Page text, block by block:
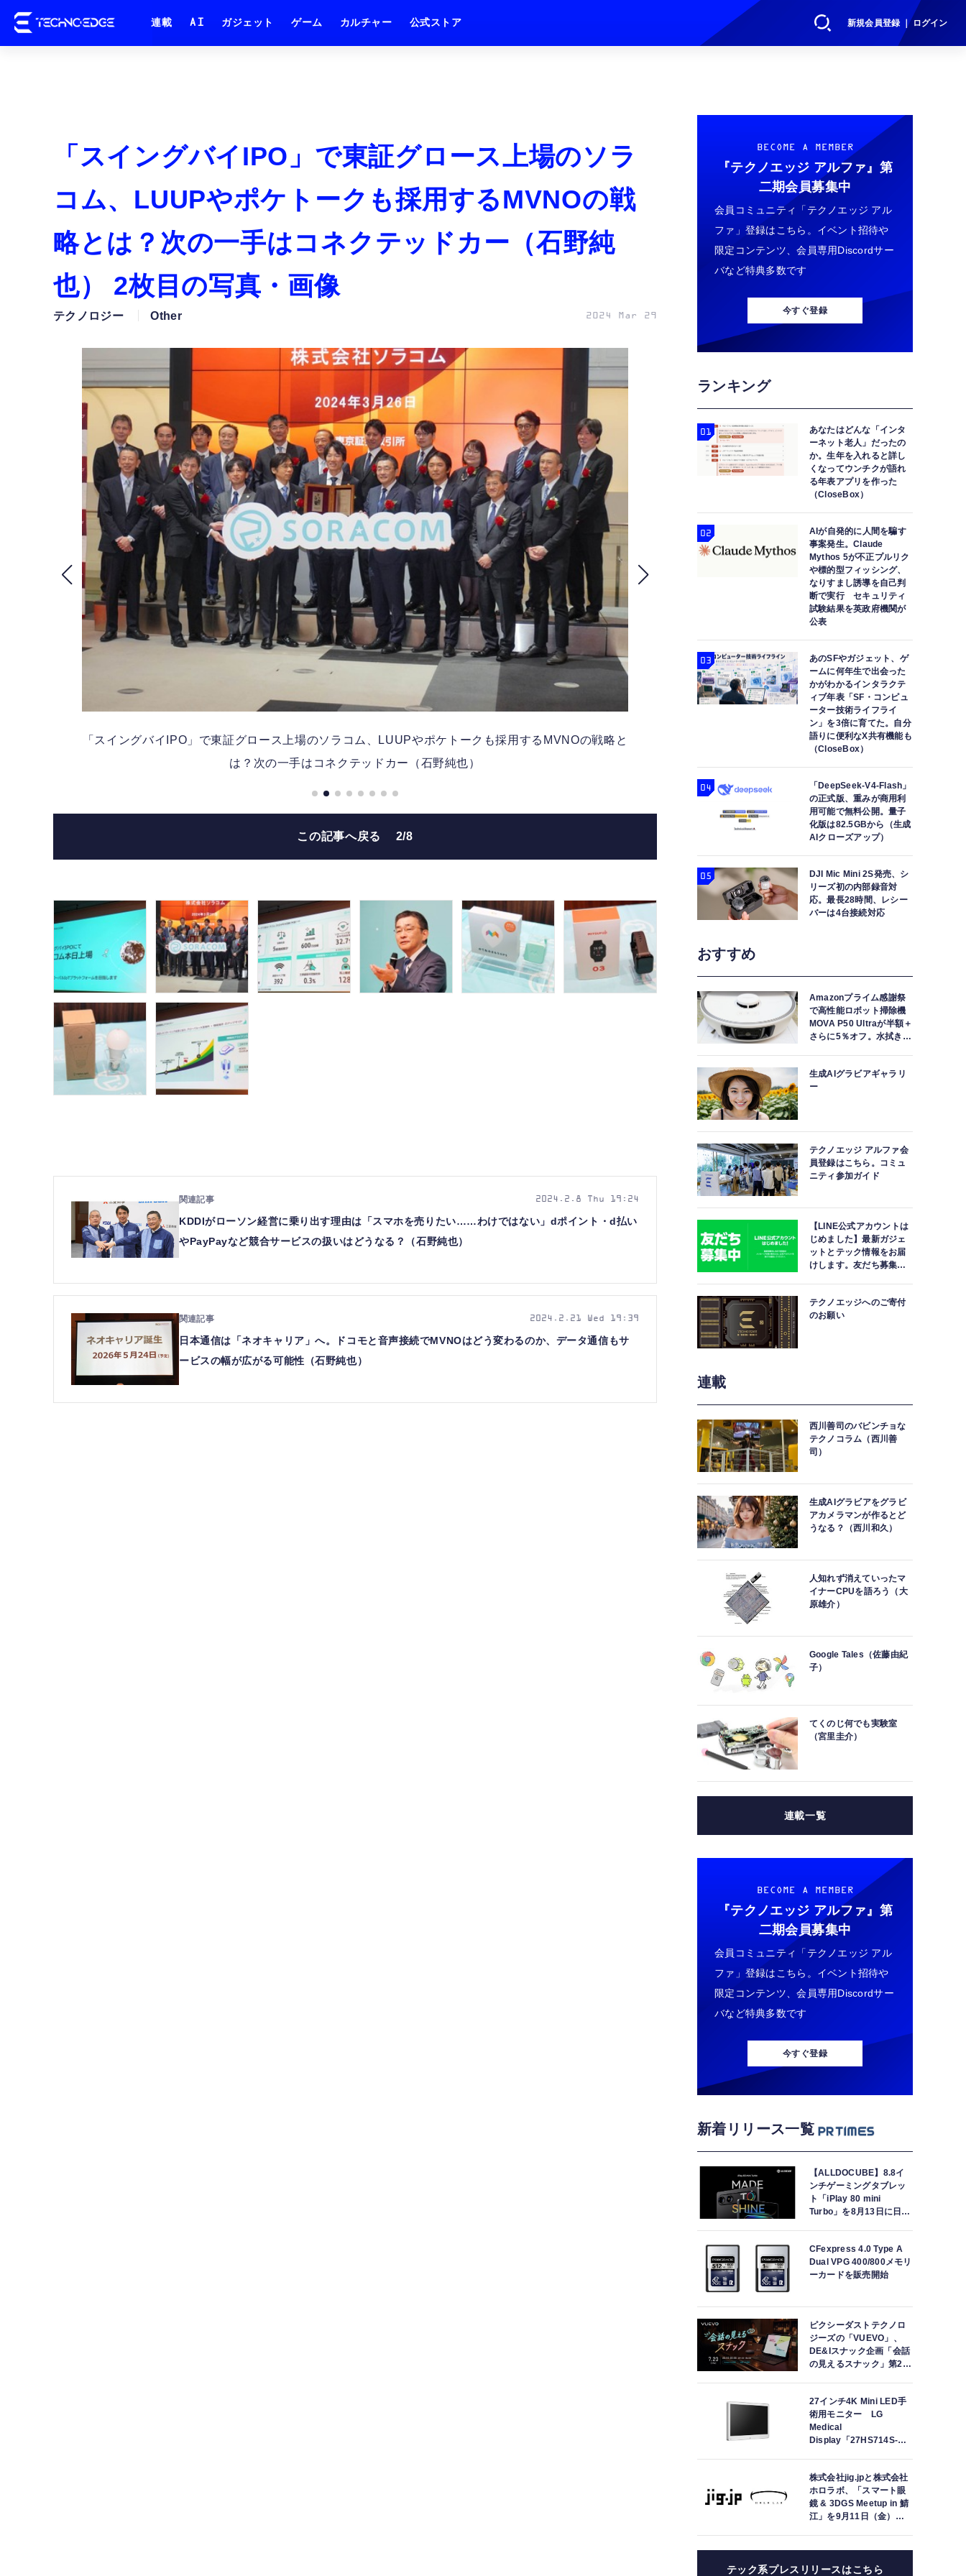
新規会員登録 ｜ ログイン
連載 AI ガジェット ゲーム カルチャー 公式ストア
「スイングバイIPO」で東証グロース上場のソラ
コム、LUUPやポケトークも採用するMVNOの戦
略とは？次の一手はコネクテッドカー（石野純
也） 2枚目の写真・画像
テクノロジー Other 2024 Mar 29
「スイングバイIPO」で東証グロース上場のソラコム、LUUPやポケトークも採用するMVNOの戦略と
は？次の一手はコネクテッドカー（石野純也）
「スイングバイIPO」で東証グロース上場のソラ
この記事へ戻る 2/8
KDDIがローソン経営に乗り出す理由は「スマホを売りたい……わけではない」dポイント・d払い
やPayPayなど競合サービスの扱いはどうなる？（石野純也）
2024.2.8 Thu 19:24
日本通信は「ネオキャリア」へ。ドコモと音声接続でMVNOはどう変わるのか、データ通信もサ
ービスの幅が広がる可能性（石野純也）
2024.2.21 Wed 19:39
BECOME A MEMBER
『テクノエッジ アルファ』 第
二期会員募集中
会員コミュニティ「テクノエッジ アル
ファ」登録はこちら。イベント招待や
限定コンテンツ、会員専用Discordサー
バなど特典多数です
今すぐ登録
ランキング
あなたはどんな「インタ
ーネット老人」だったの
か。生年を入れると詳し
くなってウンチクが語れ
る年表アプリを作った
（CloseBox）
AIが自発的に人間を騙す
事案発生。Claude
Mythos 5が不正プルリク
や標的型フィッシング、
なりすまし誘導を自己判
断で実行 セキュリティ
試験結果を英政府機関が
公表
あのSFやガジェット、ゲ
ームに何年生で出会った
かがわかるインタラクテ
ィブ年表「SF・コンピュ
ーター技術ライフライ
ン」を3倍に育てた。自分
語りに便利なX共有機能も
（CloseBox）
「DeepSeek-V4-Flash」
の正式版、重みが商用利
用可能で無料公開。量子
化版は82.5GBから（生成
AIクローズアップ）
DJI Mic Mini 2S発売、シ
リーズ初の内部録音対
応。最長28時間、レシー
バーは4台接続対応
おすすめ
Amazonプライム感謝祭
で高性能ロボット掃除機
MOVA P50 Ultraが半額＋
さらに5％オフ。水拭きモ
生成AIグラビアギャラリ
ー
テクノエッジ アルファ会
員登録はこちら。コミュ
ニティ参加ガイド
【LINE公式アカウントは
じめました】最新ガジェ
ットとテック情報をお届
けします。友だち募集
テクノエッジへのご寄付
のお願い
連載
西川善司のバビンチョな
テクノコラム（西川善
司）
生成AIグラビアをグラビ
アカメラマンが作るとど
うなる？（西川和久）
人知れず消えていったマ
イナーCPUを語ろう（大
原雄介）
Google Tales（佐藤由紀
子）
てくのじ何でも実験室
（宮里圭介）
連載一覧
BECOME A MEMBER
『テクノエッジ アルファ』 第
二期会員募集中
会員コミュニティ「テクノエッジ アル
ファ」登録はこちら。イベント招待や
限定コンテンツ、会員専用Discordサー
バなど特典多数です
今すぐ登録
新着リリース一覧
【ALLDOCUBE】8.8イ
ンチゲーミングタブレッ
ト「iPlay 80 mini
Turbo」を8月13日に日本
CFexpress 4.0 Type A
Dual VPG 400/800メモリ
ーカードを販売開始
ピクシーダストテクノロ
ジーズの「VUEVO」、
DE&Iスナック企画「会話
の見えるスナック」第2回
クに戻れた」
27インチ4K Mini LED手
術用モニター LG
Medical
Display「27HS714S-
株式会社jig.jpと株式会社
ホロラボ、「スマート眼
鏡 & 3DGS Meetup in 鯖
江」を9月11日（金）に
テック系プレスリリースはこちら